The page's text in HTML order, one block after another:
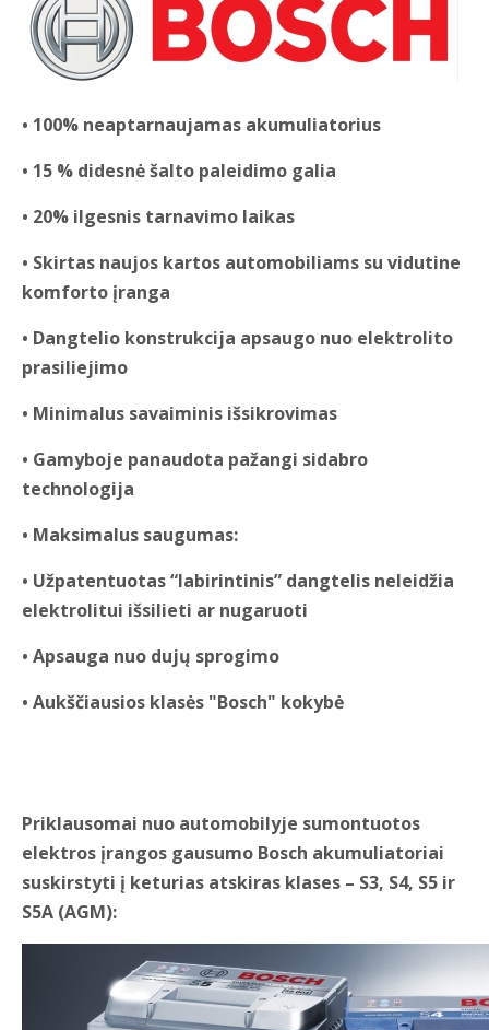
• 100% neaptarnaujamas akumuliatorius
• 15 % didesnė šalto paleidimo galia
• 20% ilgesnis tarnavimo laikas
• Skirtas naujos kartos automobiliams su vidutine
komforto įranga
• Dangtelio konstrukcija apsaugo nuo elektrolito
prasiliejimo
• Minimalus savaiminis išsikrovimas
• Gamyboje panaudota pažangi sidabro
technologija
• Maksimalus saugumas:
• Užpatentuotas “labirintinis” dangtelis neleidžia
elektrolitui išsilieti ar nugaruoti
• Apsauga nuo dujų sprogimo
• Aukščiausios klasės "Bosch" kokybė
Priklausomai nuo automobilyje sumontuotos
elektros įrangos gausumo Bosch akumuliatoriai
suskirstyti į keturias atskiras klases – S3, S4, S5 ir
S5A (AGM):